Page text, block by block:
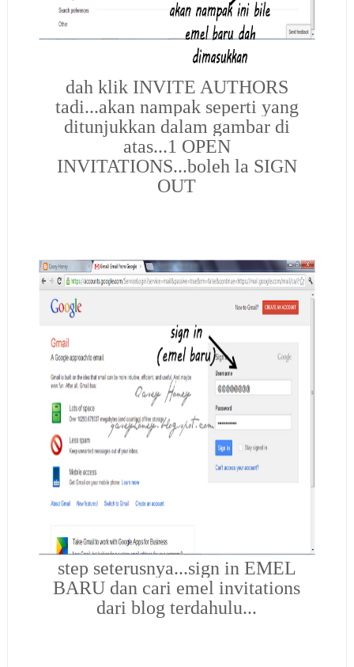
dah klik INVITE AUTHORS
tadi...akan nampak seperti yang
ditunjukkan dalam gambar di
atas...1 OPEN
INVITATIONS...boleh la SIGN
OUT
step seterusnya...sign in EMEL
BARU dan cari emel invitations
dari blog terdahulu...